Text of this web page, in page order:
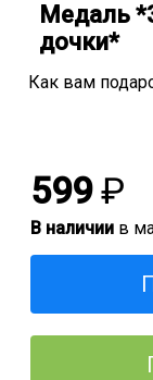
Медаль
дочки*
Как вам
599 ₽
В наличии в